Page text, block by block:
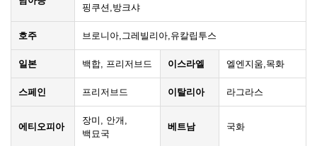
핑쿠션,방크샤
호주 브로니아,그레빌리아,유칼립투스
일본 백합, 프리저브드 이스라엘 엘엔지움,목화
스페인 프리저브드 이탈리아 라그라스
에티오피아
장미, 안개,
백묘국
베트남 국화